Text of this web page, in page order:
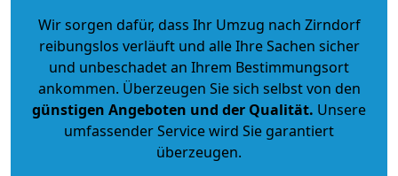
Wir sorgen dafür, dass Ihr Umzug nach Zirndorf
reibungslos verläuft und alle Ihre Sachen sicher
und unbeschadet an Ihrem Bestimmungsort
ankommen. Überzeugen Sie sich selbst von den
günstigen Angeboten und der Qualität. Unsere
umfassender Service wird Sie garantiert
überzeugen.